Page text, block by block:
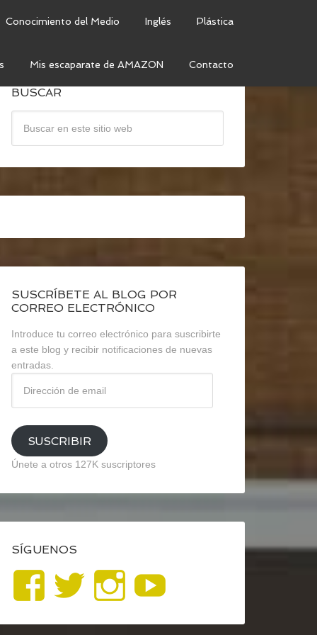
Conocimiento del Medio Inglés Plástica
Mis escaparate de AMAZON Contacto
BUSCAR
SUSCRÍBETE AL BLOG POR
CORREO ELECTRÓNICO
Introduce tu correo electrónico para suscribirte
a este blog y recibir notificaciones de nuevas
entradas.
email
SUSCRIBIR
Únete a otros 127K suscriptores
SÍGUENOS
Ver
perfil
Ver
perfil
Ver
perfil